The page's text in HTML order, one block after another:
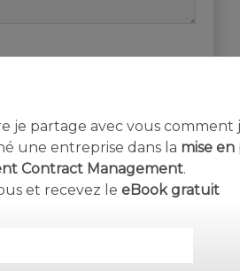
nom, mon e-mail et mon
je partage avec vous comment
une entreprise dans la mise en
Contract Management.
et recevez le eBookgratuit